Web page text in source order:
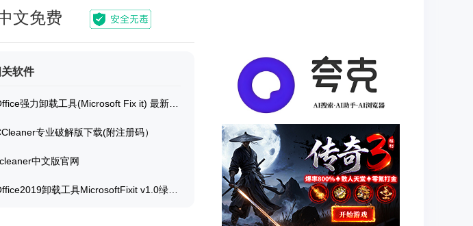
文免费
软件
Office强力卸载工具(Microsoft Fix it) 最新版2.1.3.0
专业破解版下载(附注册码）
中文版官网
Office2019卸载工具MicrosoftFixit v1.0绿色版